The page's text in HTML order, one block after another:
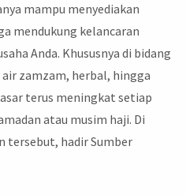
mampu menyediakan
mendukung kelancaran
Anda. Khususnya di bidang
zamzam, herbal, hingga
terus meningkat setiap
atau musim haji. Di
tersebut, hadir Sumber